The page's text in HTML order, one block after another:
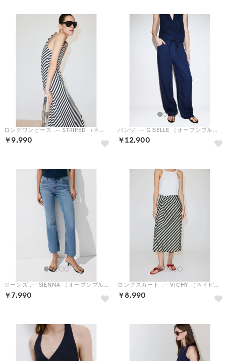
ロングワンピース .-- STRIPED （ネイビーブルー）
￥9,990
パンツ .-- GISELLE （オープンブルー）
￥12,900
ジーンズ .-- SIENNA （オープンブルー）
￥7,990
ロングスカート .-- VICHY （ネイビーブルー）
￥8,990